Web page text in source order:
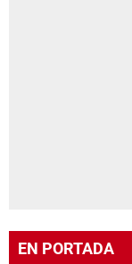
EN PORTADA